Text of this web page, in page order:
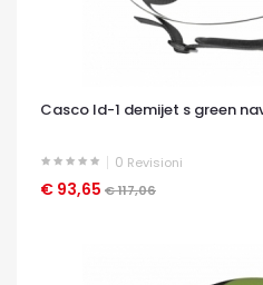
Casco ld-1 demijet s green
0 Revisioni
€ 93,65 € 117,06
OCCHIATA VELOCE